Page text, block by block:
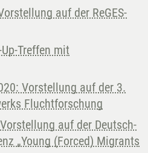
auf der ReGES-
Treffen mit
Vorstellung auf der 3.
Fluchtforschung
auf der Deutsch-
„Young (Forced) Migrants